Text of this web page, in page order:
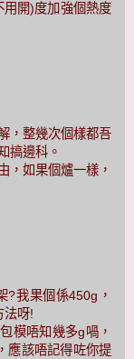
開)度加強個熱度
，整幾次個樣都吾
搞邊科。
，如果個爐一樣，
?我果個係450g，
法呀!
模唔知幾多g喎，
應該唔記得咗你提